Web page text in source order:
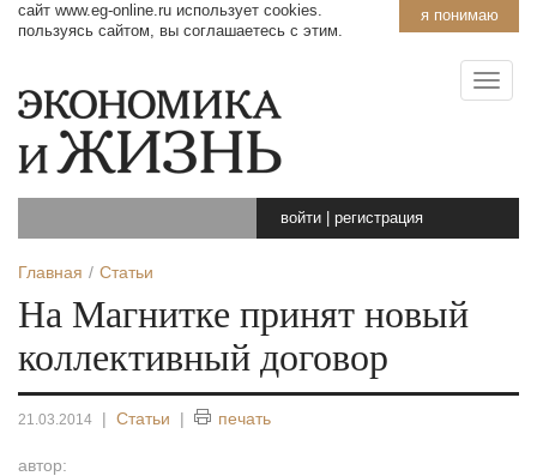
я понимаю
сайт www.eg-online.ru использует cookies.
пользуясь сайтом, вы соглашаетесь с этим.
войти регистрация
Главная Статьи
На Магнитке принят новый
коллективный договор
21.03.2014 | Статьи | печать
автор: